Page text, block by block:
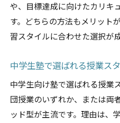
や、目標達成に向けたカリキ
す。どちらの方法もメリット
習スタイルに合わせた選択が
中学生塾で選ばれる授業ス
中学生向け塾で選ばれる授業
団授業のいずれか、または両
ッド型が主流です。理由は、